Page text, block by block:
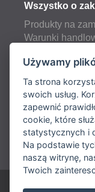
Wszystko o
Produkty na
Warunki
Opłaty
Dostawa:
Płatność:
Używamy
Ta strona
swoich usług.
zapewnić
cookie, które
statystycznych i
Na podstawie
naszą witrynę,
Twoich